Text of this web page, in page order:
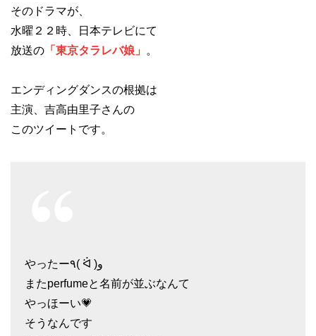
そのドラマが、
水曜２２時、日本テレビにて
放送の 「東京タラレバ娘」 。
エンディングダンスの根拠は
主演、吉高由里子さんの
このツイートです。
やったー٩( ᐛ )و
またperfumeと名前が並ぶなんて
やっほーい💗
そうなんです